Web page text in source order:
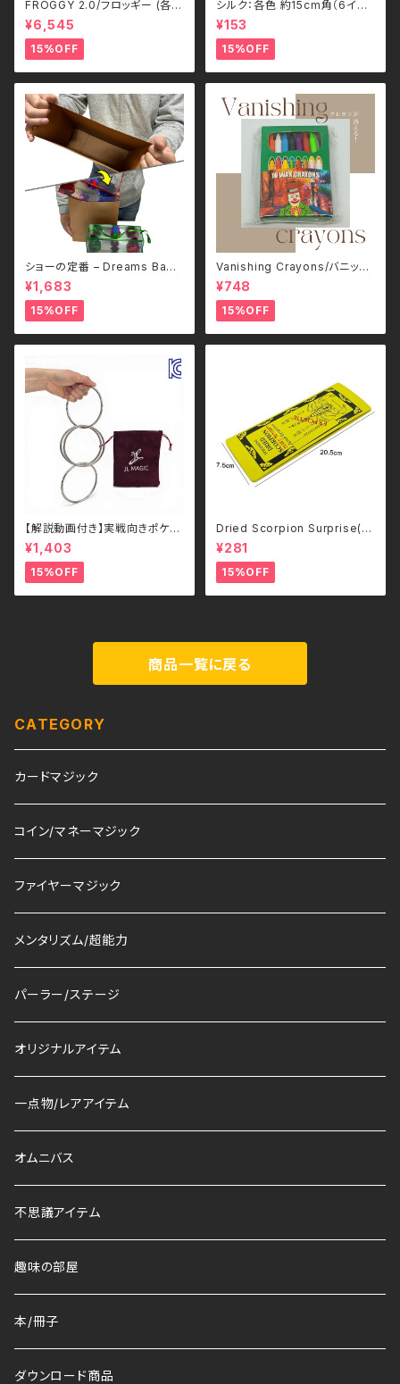
FROGGY 2.0/フロッギー (各
色) by Erick White
¥6,545
15%OFF
シルク：各色 約15cm角（6イン
チ）/ Silks(6inch) by Gosh
¥153
15%OFF
ショーの定番 – Dreams Bag
３ pcs Large
¥1,683
15%OFF
Vanishing Crayons/バニッシ
¥748
15%OFF
【解説動画付き】実戦向きポケッ
トサイズリング – JL Premium
Linking Ring Small 4 pcs S
et （４リングセット・オンライン動
画解説付き）
¥1,403
15%OFF
Dried Scorpion Surprise(サ
ソリの標本)
¥281
15%OFF
商品一覧に戻る
CATEGORY
カードマジック
コイン/マネーマジック
ファイヤーマジック
メンタリズム/超能力
パーラー/ステージ
オリジナルアイテム
一点物/レアアイテム
オムニバス
不思議アイテム
趣味の部屋
本/冊子
ダウンロード商品